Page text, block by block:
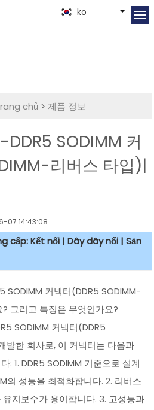
ko
chủ >제품 정보
SODIMM 커
리버스 타입)|
07 14:43:08
cấp: Kết nối | Dây dây nối | Sản
커넥터(DDR5 SODIMM-
그리고 특징은 무엇인가요?
SODIMM 커넥터(DDR5
발한 회사로, 이 커넥터는 다음과
: 1. DDR5 SODIMM 기준으로 설계
의 성능을 최적화합니다. 2. 리버스
지보수가 용이합니다. 3. 고성능과